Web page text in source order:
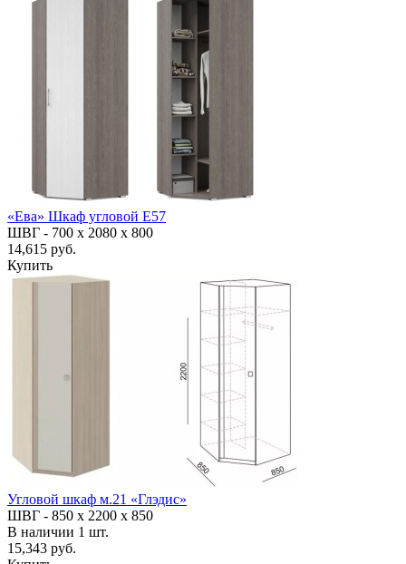
«Ева» Шкаф угловой Е57
ШВГ - 700 х 2080 х 800
14,615 руб.
Купить
Угловой шкаф м.21 «Глэдис»
ШВГ - 850 х 2200 х 850
В наличии 1 шт.
15,343 руб.